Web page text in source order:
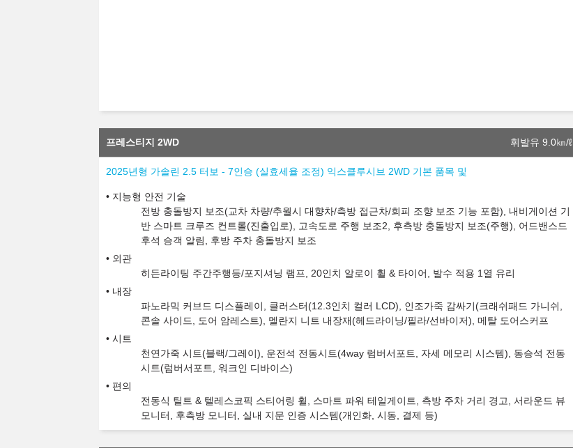
프레스티지 2WD 휘발유 9.0㎞/ℓ
2025년형 가솔린 2.5 터보 - 7인승 (실효세율 조정) 익스클루시브 2WD 기본 품목 및
지능형 안전 기술
전방 충돌방지 보조(교차 차량/추월시 대향차/측방 접근차/회피 조향 보조 기능 포함), 내비게이션 기
반 스마트 크루즈 컨트롤(진출입로), 고속도로 주행 보조2, 후측방 충돌방지 보조(주행), 어드밴스드
후석 승객 알림, 후방 주차 충돌방지 보조
외관
히든라이팅 주간주행등/포지셔닝 램프, 20인치 알로이 휠 & 타이어, 발수 적용 1열 유리
내장
파노라믹 커브드 디스플레이, 클러스터(12.3인치 컬러 LCD), 인조가죽 감싸기(크래쉬패드 가니쉬,
콘솔 사이드, 도어 암레스트), 멜란지 니트 내장재(헤드라이닝/필라/선바이저), 메탈 도어스커프
시트
천연가죽 시트(블랙/그레이), 운전석 전동시트(4way 럼버서포트, 자세 메모리 시스템), 동승석 전동
시트(럼버서포트, 워크인 디바이스)
편의
전동식 틸트 & 텔레스코픽 스티어링 휠, 스마트 파워 테일게이트, 측방 주차 거리 경고, 서라운드 뷰
모니터, 후측방 모니터, 실내 지문 인증 시스템(개인화, 시동, 결제 등)